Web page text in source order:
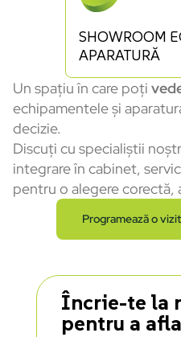
SHOWROOM
APARATURĂ
Un spațiu în care poți
echipamentele și
decizie.
Discuți cu specialiștii
integrare în cabinet,
pentru o alegere corectă,
Programează o
Încrie-te la
pentru a